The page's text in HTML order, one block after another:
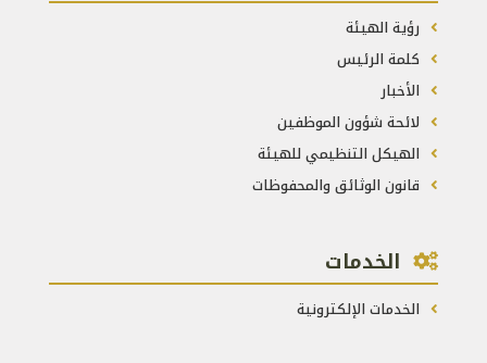
رؤية الهيئة
كلمة الرئيس
الأخبار
لائحة شؤون الموظفين
الهيكل التنظيمي للهيئة
قانون الوثائق والمحفوظات
الخدمات
الخدمات الإلكترونية